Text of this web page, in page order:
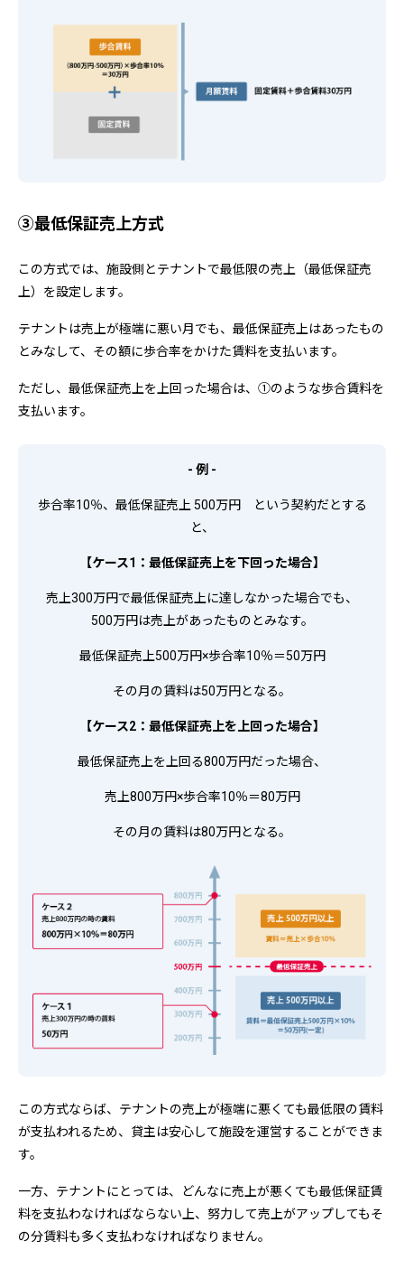
③最低保証売上方式
この方式では、施設側とテナントで最低限の売上（最低保証売
上）を設定します。
テナントは売上が極端に悪い月でも、最低保証売上はあったもの
とみなして、その額に歩合率をかけた賃料を支払います。
ただし、最低保証売上を上回った場合は、①のような歩合賃料を
支払います。
- 例 -
歩合率10％、最低保証売上 500万円 という契約だとする
と、
【ケース1：最低保証売上を下回った場合】
売上300万円で最低保証売上に達しなかった場合でも、
500万円は売上があったものとみなす。
最低保証売上500万円×歩合率10％＝50万円
その月の賃料は50万円となる。
【ケース2：最低保証売上を上回った場合】
最低保証売上を上回る800万円だった場合、
売上800万円×歩合率10％＝80万円
その月の賃料は80万円となる。
この方式ならば、テナントの売上が極端に悪くても最低限の賃料
が支払われるため、貸主は安心して施設を運営することができま
す。
一方、テナントにとっては、どんなに売上が悪くても最低保証賃
料を支払わなければならない上、努力して売上がアップしてもそ
の分賃料も多く支払わなければなりません。